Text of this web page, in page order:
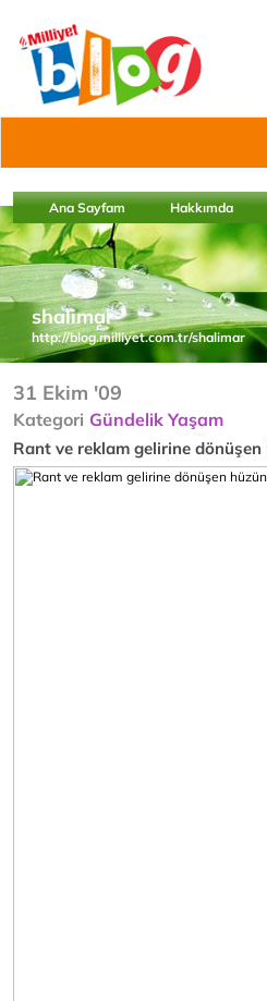
Ana Sayfam Hakkımda
shalimar
http://blog.milliyet.com.tr/shalimar
31 Ekim '09
Kategori Gündelik Yaşam
Rant ve reklam gelirine dönüşen